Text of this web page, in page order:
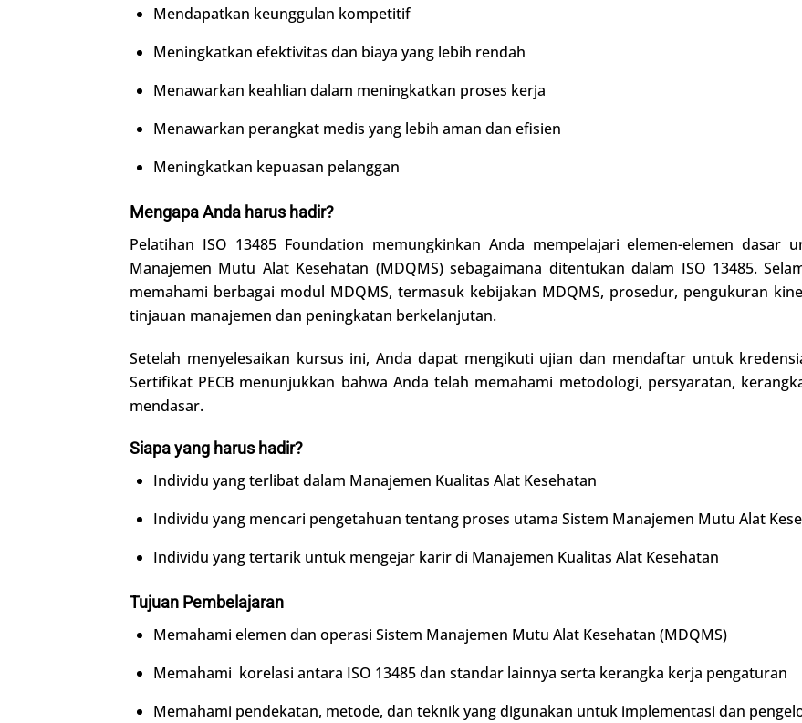
Mendapatkan keunggulan kompetitif
Meningkatkan efektivitas dan biaya yang lebih rendah
Menawarkan keahlian dalam meningkatkan proses kerja
Menawarkan perangkat medis yang lebih aman dan efisien
Meningkatkan kepuasan pelanggan
Mengapa Anda harus hadir?
Pelatihan ISO 13485 Foundation memungkinkan Anda mempelajari elemen-elemen dasar
Manajemen Mutu Alat Kesehatan (MDQMS) sebagaimana ditentukan dalam ISO 13485.
memahami berbagai modul MDQMS, termasuk kebijakan MDQMS, prosedur, pengukuran
tinjauan manajemen dan peningkatan berkelanjutan.
Setelah menyelesaikan kursus ini, Anda dapat mengikuti ujian dan mendaftar untuk
Sertifikat PECB menunjukkan bahwa Anda telah memahami metodologi, persyaratan,
mendasar.
Siapa yang harus hadir?
Individu yang terlibat dalam Manajemen Kualitas Alat Kesehatan
Individu yang mencari pengetahuan tentang proses utama Sistem Manajemen Mutu Alat
Individu yang tertarik untuk mengejar karir di Manajemen Kualitas Alat Kesehatan
Tujuan Pembelajaran
Memahami elemen dan operasi Sistem Manajemen Mutu Alat Kesehatan (MDQMS)
Memahami korelasi antara ISO 13485 dan standar lainnya serta kerangka kerja pengaturan
Memahami pendekatan, metode, dan teknik yang digunakan untuk implementasi dan